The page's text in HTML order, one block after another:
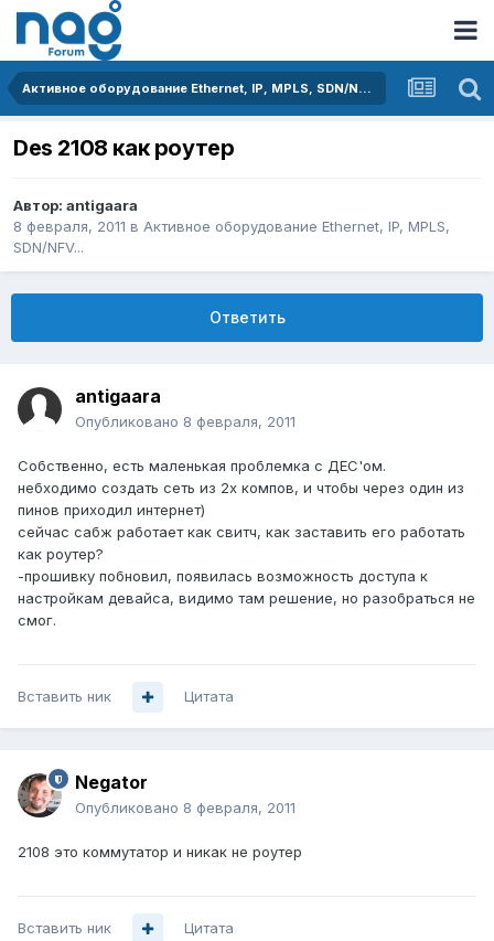
Активное оборудование Ethernet, IP, MPLS, SDN/NFV...
Des 2108 как роутер
Автор: antigaara
8 февраля, 2011 в Активное оборудование Ethernet, IP, MPLS,
SDN/NFV...
Ответить
antigaara
Опубликовано 8 февраля, 2011
Собственно, есть маленькая проблемка с ДЕС'ом.
небходимо создать сеть из 2х компов, и чтобы через один из
пинов приходил интернет)
сейчас сабж работает как свитч, как заставить его работать
как роутер?
-прошивку побновил, появилась возможность доступа к
настройкам девайса, видимо там решение, но разобраться не
смог.
Вставить ник Цитата
Negator
Опубликовано 8 февраля, 2011
2108 это коммутатор и никак не роутер
Вставить ник Цитата